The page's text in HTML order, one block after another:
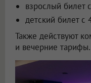
взрослый билет
детский билет
Также действуют
и вечерние тарифы.